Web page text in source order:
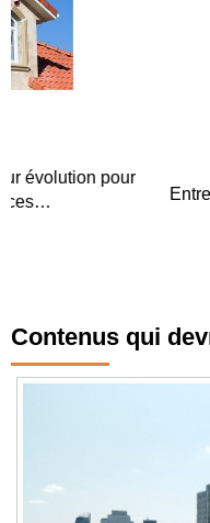
Entre circulation,
Contenus qui